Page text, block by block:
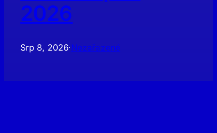
2026
Srp 8, 2026· Nezařazené